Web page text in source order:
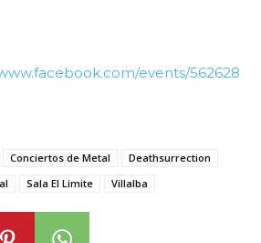
events/562628
Conciertos de Metal
Deathsurrection
Sala El Limite Villalba